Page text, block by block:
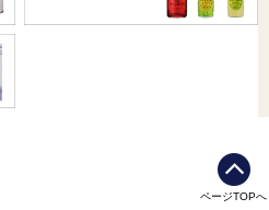
ページTOPへ